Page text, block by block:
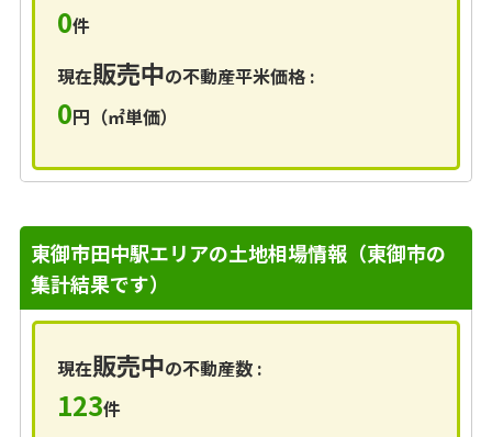
0件
現在販売中の不動産平米価格 :
0円（㎡単価）
東御市田中駅エリアの土地相場情報（東御市の
集計結果です）
現在販売中の不動産数 :
123件